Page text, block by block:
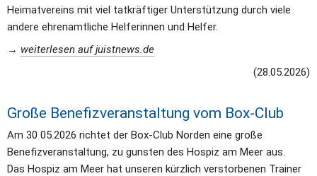
Heimatvereins mit viel tatkräftiger Unterstützung durch viele
andere ehrenamtliche Helferinnen und Helfer.
→ weiterlesen auf juistnews.de
(28.05.2026)
Große Benefizveranstaltung vom Box-Club
Am 30 05.2026 richtet der Box-Club Norden eine große
Benefizveranstaltung, zu gunsten des Hospiz am Meer aus.
Das Hospiz am Meer hat unseren kürzlich verstorbenen Trainer